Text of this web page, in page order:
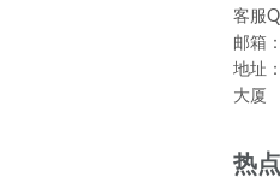
客服
邮箱
地址
大厦
热